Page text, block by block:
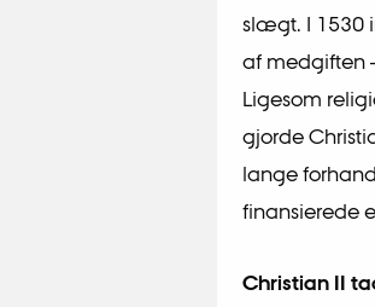
slægt. I 1530
af medgiften
Ligesom
gjorde
lange
finansierede
Christian II